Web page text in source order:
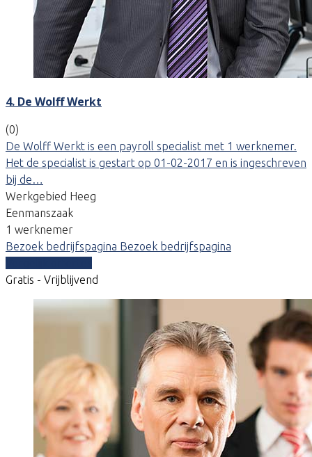
4. De Wolff Werkt
(0)
De Wolff Werkt is een payroll specialist met 1 werknemer.
Het de specialist is gestart op 01-02-2017 en is ingeschreven
bij de…
Werkgebied Heeg
Eenmanszaak
1 werknemer
Bezoek bedrijfspagina Bezoek bedrijfspagina
Gratis - Vrijblijvend